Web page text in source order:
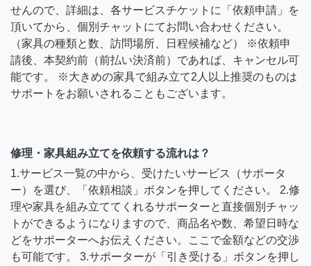
せんので、詳細は、各サービスチケットに「依頼申請」を
頂いてから、個別チャットにてお問い合わせください。
（家具の種類と数、訪問場所、日程候補など） ※依頼申
請後、本契約前（前払い決済前）であれば、キャンセル可
能です。 ※大きめの家具で組み立て2人以上推奨のものは
サポートをお願いされることもございます。
修理・家具組み立てを依頼する流れは？
1.サービス一覧の中から、受けたいサービス（サポータ
ー）を選び、「依頼相談」ボタンを押してください。 2.修
理や家具を組み立ててくれるサポーターと直接個別チャッ
トができるようになりますので、商品名や数、希望日時な
どをサポーターへお伝えください。ここで金額などの交渉
も可能です。 3.サポーターが「引き受ける」ボタンを押し